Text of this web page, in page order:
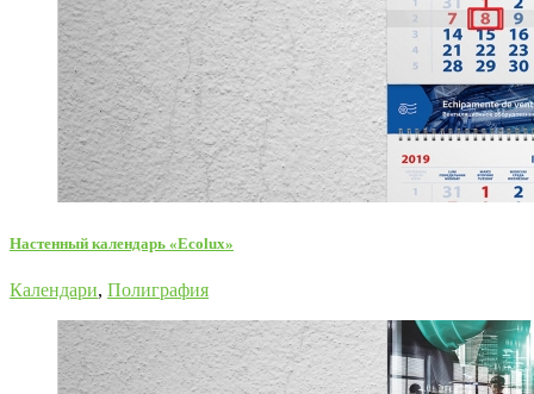
Настенный календарь «Ecolux»
Календари, Полиграфия